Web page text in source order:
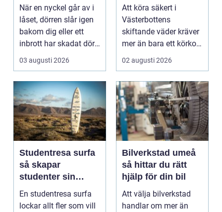
När en nyckel går av i
låset, dörren slår igen
bakom dig eller ett
inbrott har skadat dörr
och karm,...
03 augusti 2026
Att köra säkert i
Västerbottens
skiftande väder kräver
mer än bara ett körkort
och en pålitlig bil. ...
02 augusti 2026
Studentresa surfa
så skapar
studenter sin
ultimata paus från
plugget
En studentresa surfa
lockar allt fler som vill
Bilverkstad umeå
så hittar du rätt
hjälp för din bil
Att välja bilverkstad
handlar om mer än